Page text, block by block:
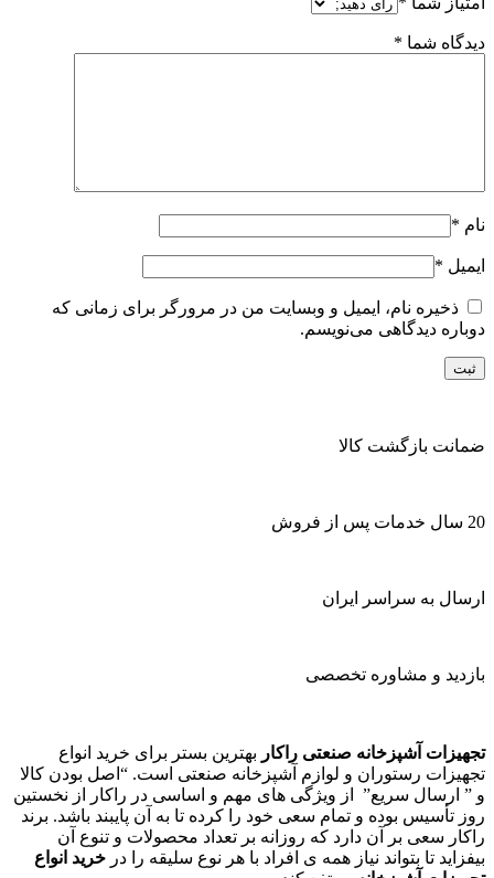
دیدگاه شما *
نام *
ایمیل *
ذخیره نام، ایمیل و وبسایت من در مرورگر برای زمانی که
دوباره دیدگاهی می‌نویسم.
ضمانت بازگشت کالا
20 سال خدمات پس از فروش
ارسال به سراسر ایران
بازدید و مشاوره تخصصی
تجهیزات آشپزخانه صنعتی راکار بهترین بستر برای خرید انواع
تجهیزات رستوران و لوازم آشپزخانه صنعتی است. “اصل بودن کالا
و ” ارسال سریع” از ویژگی های مهم و اساسی در راکار از نخستین
روز تأسیس بوده و تمام سعی خود را کرده تا به آن پایبند باشد. برند
راکار سعی بر آن دارد که روزانه بر تعداد محصولات و تنوع آن
بیفزاید تا بتواند نیاز همه ی افراد با هر نوع سلیقه را در خرید انواع